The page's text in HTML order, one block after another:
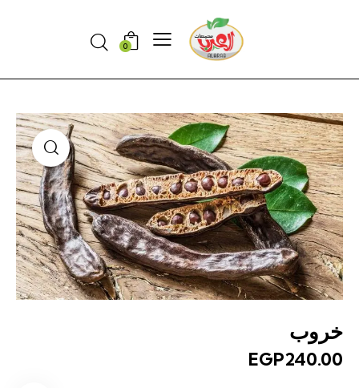
0
Search
خروب
EGP240.00